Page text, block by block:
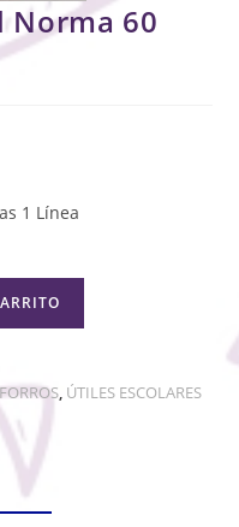
Norma 60
1 Línea
, ÚTILES ESCOLARES